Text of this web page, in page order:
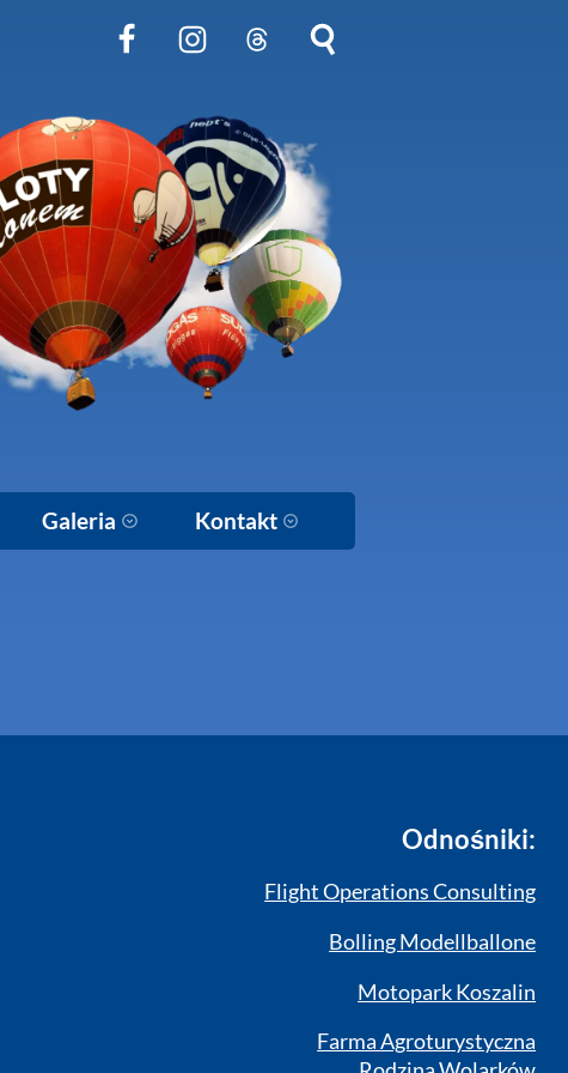
Galeria Kontakt
Odnośniki:
Flight Operations Consulting
Bolling Modellballone
Motopark Koszalin
Farma Agroturystyczna